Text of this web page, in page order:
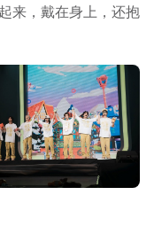
来，戴在身上，还抱